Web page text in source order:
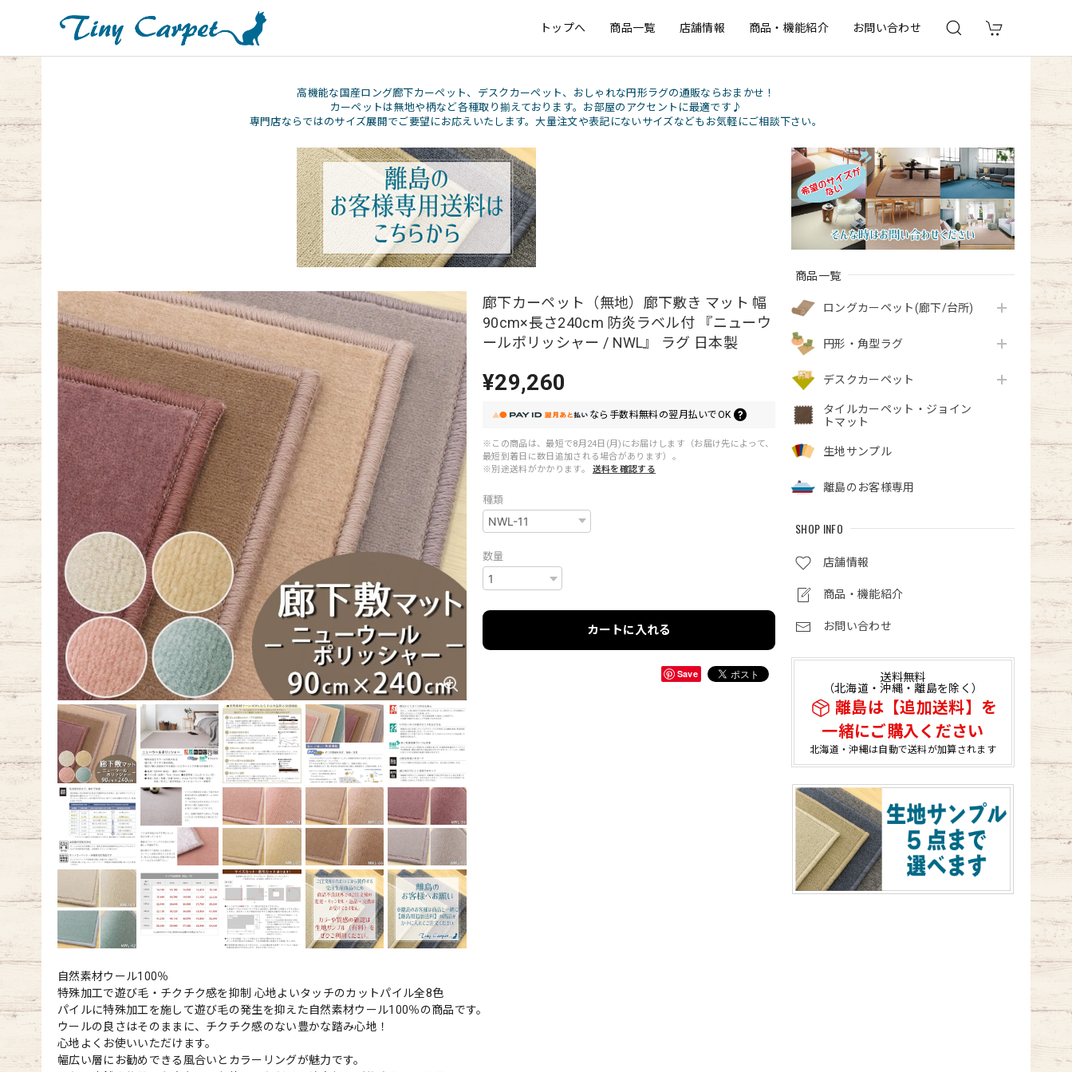
トップへ 商品一覧 店舗情報 商品・機能紹介 お問い合わせ
高機能な国産ロング廊下カーペット、デスクカーペット、おしゃれな円形ラグの通販ならおまかせ！
カーペットは無地や柄など各種取り揃えております。お部屋のアクセントに最適です♪
専門店ならではのサイズ展開でご要望にお応えいたします。大量注文や表記にないサイズなどもお気軽にご相談下さい。
商品一覧
ロングカーペット(廊下/台所)
円形・角型ラグ
デスクカーペット
タイルカーペット・ジョイン
トマット
生地サンプル
離島のお客様専用
SHOP INFO
店舗情報
商品・機能紹介
お問い合わせ
送料無料
（北海道・沖縄・離島を除く）
離島は【追加送料】を
一緒にご購入ください
北海道・沖縄は自動で送料が加算されます
廊下カーペット（無地）廊下敷き マット 幅
90cm×長さ240cm 防炎ラベル付 『ニューウ
ールポリッシャー / NWL』 ラグ 日本製
¥29,260
なら 手数料無料の翌月払いでOK
※この商品は、最短で8月24日(月)にお届けします（お届け先によって、
最短到着日に数日追加される場合があります）。
※別途送料がかかります。
送料を確認する
種類
数量
カートに入れる
Save
自然素材ウール100％
特殊加工で遊び毛・チクチク感を抑制 心地よいタッチのカットパイル全8色
パイルに特殊加工を施して遊び毛の発生を抑えた自然素材ウール100％の商品です。
ウールの良さはそのままに、チクチク感のない豊かな踏み心地！
心地よくお使いいただけます。
幅広い層にお勧めできる風合いとカラーリングが魅力です。